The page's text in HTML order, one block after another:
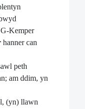
Kemper
hanner can
peth
am ddim, yn
(yn) llawn